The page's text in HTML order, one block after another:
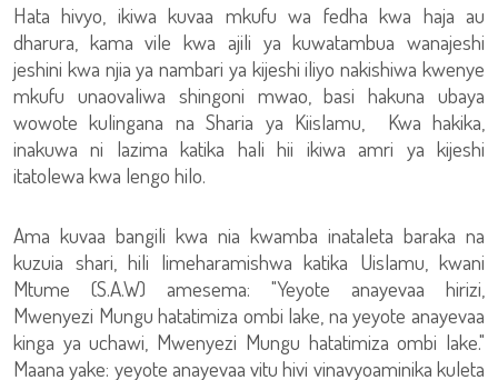
Hata hivyo, ikiwa kuvaa mkufu wa fedha kwa haja au
dharura, kama vile kwa ajili ya kuwatambua wanajeshi
jeshini kwa njia ya nambari ya kijeshi iliyo nakishiwa kwenye
mkufu unaovaliwa shingoni mwao, basi hakuna ubaya
wowote kulingana na Sharia ya Kiislamu, Kwa hakika,
inakuwa ni lazima katika hali hii ikiwa amri ya kijeshi
itatolewa kwa lengo hilo.
Ama kuvaa bangili kwa nia kwamba inataleta baraka na
kuzuia shari, hili limeharamishwa katika Uislamu, kwani
Mtume (S.A.W) amesema: "Yeyote anayevaa hirizi,
Mwenyezi Mungu hatatimiza ombi lake, na yeyote anayevaa
kinga ya uchawi, Mwenyezi Mungu hatatimiza ombi lake."
Maana yake: yeyote anayevaa vitu hivi vinavyoaminika kuleta